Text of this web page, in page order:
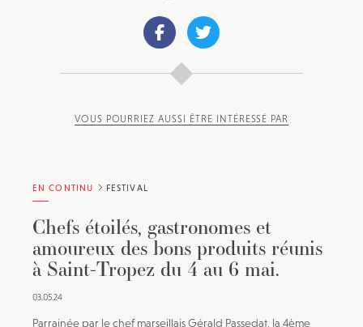
VOUS POURRIEZ AUSSI ÊTRE INTÉRESSÉ PAR
EN CONTINU FESTIVAL
Chefs étoilés, gastronomes et
amoureux des bons produits réunis
à Saint-Tropez du 4 au 6 mai.
03.05.24
Parrainée par le chef marseillais Gérald Passedat, la 4ème